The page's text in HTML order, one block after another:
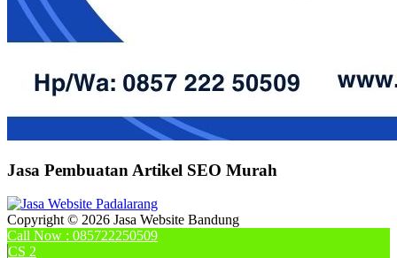
Jasa Pembuatan Artikel SEO Murah
Copyright © 2026 Jasa Website Bandung
Call Now : 085722250509
CS 2